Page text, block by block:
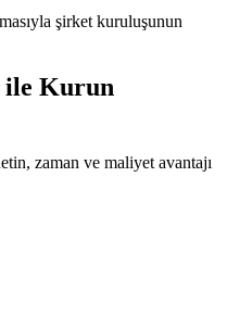
şirket kuruluşunun
ile Kurun
zaman ve maliyet avantajı